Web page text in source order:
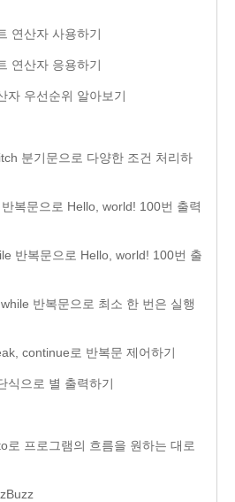
연산자 사용하기
연산자 응용하기
자 우선순위 알아보기
분기문으로 다양한 조건 처리하
복문으로 Hello, world! 100번 출력
반복문으로 Hello, world! 100번 출
반복문으로 최소 한 번은 실행
continue로 반복문 제어하기
식으로 별 출력하기
로 프로그램의 흐름을 원하는 대로